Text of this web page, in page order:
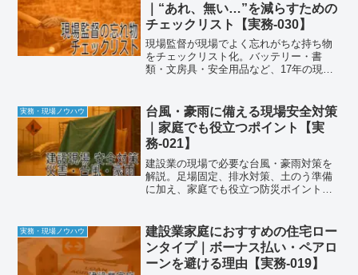
｜“あれ、無い…”を減らすための
チェックリスト【実務-030】
現場監督が現場でよく忘れがちな持ち物
をチェックリスト化。バッテリー・書
類・文房具・安全用品など、17年の現場
実務・現場ノウハウ
台風・豪雨に備える現場安全対策
｜家庭でも役立つポイント【実
務-021】
建設業の現場で必要な台風・豪雨対策を
解説。足場固定、排水対策、土のう準備
に加え、家庭でも役立つ防災ポイントを
実務・現場ノウハウ
建設業家庭におすすめの住宅ロー
ンタイプ｜ボーナス払い・ペアロ
ーンを避ける理由【実務-019】